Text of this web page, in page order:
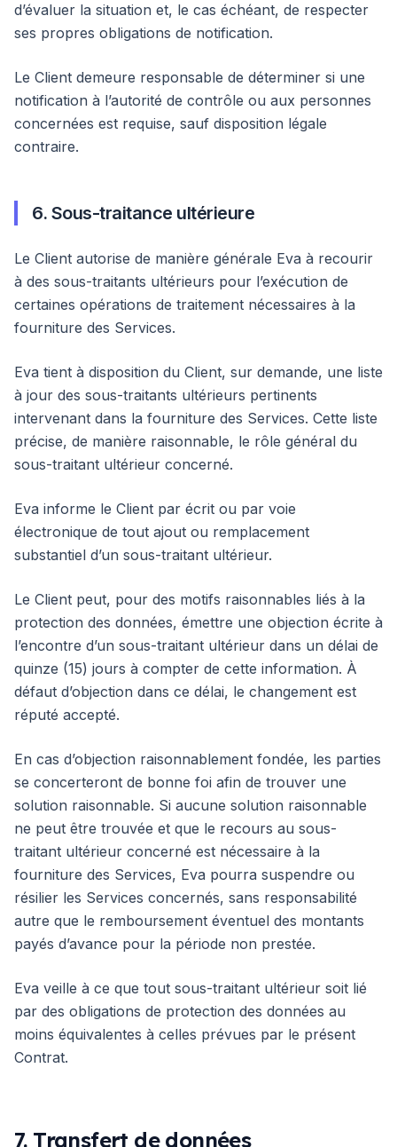
d’évaluer la situation et, le cas échéant, de respecter
ses propres obligations de notification.
Le Client demeure responsable de déterminer si une
notification à l’autorité de contrôle ou aux personnes
concernées est requise, sauf disposition légale
contraire.
6. Sous-traitance ultérieure
Le Client autorise de manière générale Eva à recourir
à des sous-traitants ultérieurs pour l’exécution de
certaines opérations de traitement nécessaires à la
fourniture des Services.
Eva tient à disposition du Client, sur demande, une liste
à jour des sous-traitants ultérieurs pertinents
intervenant dans la fourniture des Services. Cette liste
précise, de manière raisonnable, le rôle général du
sous-traitant ultérieur concerné.
Eva informe le Client par écrit ou par voie
électronique de tout ajout ou remplacement
substantiel d’un sous-traitant ultérieur.
Le Client peut, pour des motifs raisonnables liés à la
protection des données, émettre une objection écrite à
l’encontre d’un sous-traitant ultérieur dans un délai de
quinze (15) jours à compter de cette information. À
défaut d’objection dans ce délai, le changement est
réputé accepté.
En cas d’objection raisonnablement fondée, les parties
se concerteront de bonne foi afin de trouver une
solution raisonnable. Si aucune solution raisonnable
ne peut être trouvée et que le recours au sous-
traitant ultérieur concerné est nécessaire à la
fourniture des Services, Eva pourra suspendre ou
résilier les Services concernés, sans responsabilité
autre que le remboursement éventuel des montants
payés d’avance pour la période non prestée.
Eva veille à ce que tout sous-traitant ultérieur soit lié
par des obligations de protection des données au
moins équivalentes à celles prévues par le présent
Contrat.
7. Transfert de données